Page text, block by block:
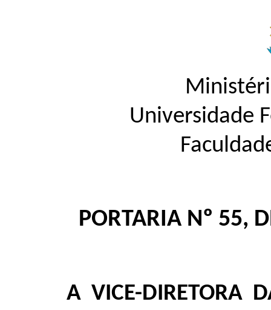
Universidade
PORTARIA Nº 55,
A VICE-DIRETORA